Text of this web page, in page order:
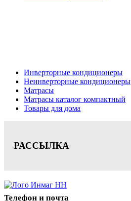
Инверторные кондиционеры
Неинверторные кондиционеры
Матрасы
Матрасы каталог компактный
Товары для дома
РАССЫЛКА
Телефон и почта